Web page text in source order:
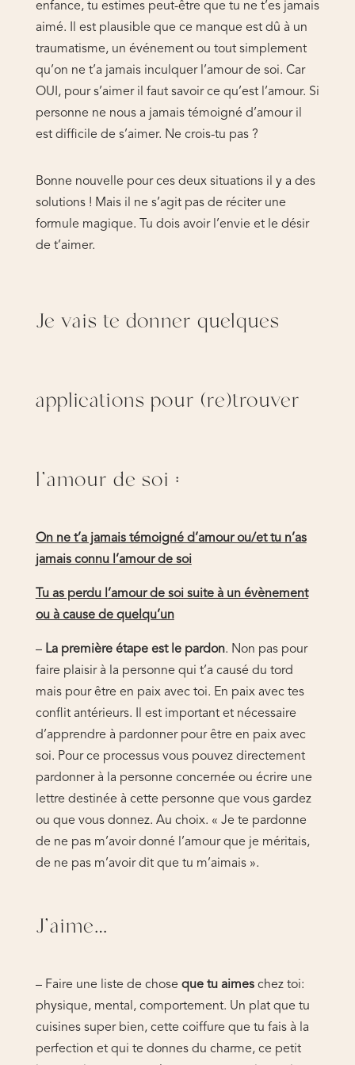
enfance, tu estimes peut-être que tu ne t’es jamais
aimé. Il est plausible que ce manque est dû à un
traumatisme, un événement ou tout simplement
qu’on ne t’a jamais inculquer l’amour de soi. Car
OUI, pour s’aimer il faut savoir ce qu’est l’amour. Si
personne ne nous a jamais témoigné d’amour il
est difficile de s’aimer. Ne crois-tu pas ?
Bonne nouvelle pour ces deux situations il y a des
solutions ! Mais il ne s’agit pas de réciter une
formule magique. Tu dois avoir l’envie et le désir
de t’aimer.
Je vais te donner quelques
applications pour (re)trouver
l’amour de soi :
On ne t’a jamais témoigné d’amour ou/et tu n’as
jamais connu l’amour de soi
Tu as perdu l’amour de soi suite à un évènement
ou à cause de quelqu’un
– La première étape est le pardon. Non pas pour
faire plaisir à la personne qui t’a causé du tord
mais pour être en paix avec toi. En paix avec tes
conflit antérieurs. Il est important et nécessaire
d’apprendre à pardonner pour être en paix avec
soi. Pour ce processus vous pouvez directement
pardonner à la personne concernée ou écrire une
lettre destinée à cette personne que vous gardez
ou que vous donnez. Au choix. « Je te pardonne
de ne pas m’avoir donné l’amour que je méritais,
de ne pas m’avoir dit que tu m’aimais ».
J’aime…
– Faire une liste de chose que tu aimeschez toi:
physique, mental, comportement. Un plat que tu
cuisines super bien, cette coiffure que tu fais à la
perfection et qui te donnes du charme, ce petit